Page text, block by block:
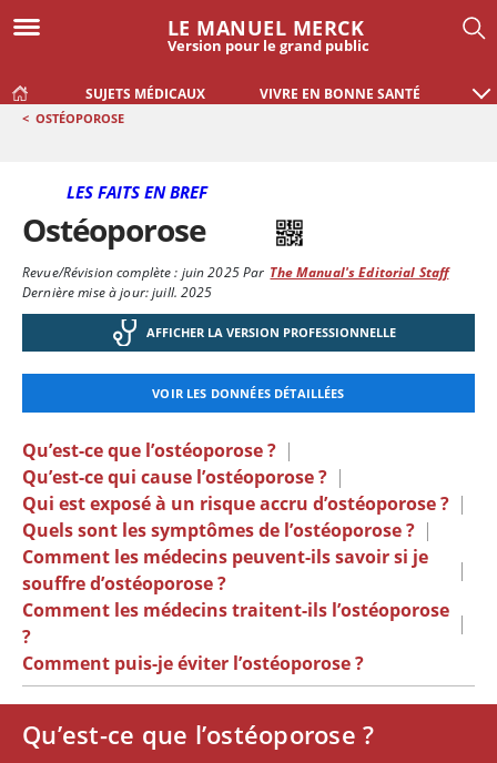
LE MANUEL MERCK
Version pour le grand public
SUJETS MÉDICAUX VIVRE EN BONNE SANTÉ
< OSTÉOPOROSE
LES FAITS EN BREF
Ostéoporose
Revue/Révision complète : juin 2025Par The Manual's Editorial Staff
Dernière mise à jour: juill. 2025
AFFICHER LA VERSION PROFESSIONNELLE
VOIR LES DONNÉES DÉTAILLÉES
Qu’est-ce que l’ostéoporose ? |
Qu’est-ce qui cause l’ostéoporose ? |
Qui est exposé à un risque accru d’ostéoporose ? |
Quels sont les symptômes de l’ostéoporose ? |
Comment les médecins peuvent-ils savoir si je
souffre d’ostéoporose ?
|
Comment les médecins traitent-ils l’ostéoporose
?
|
Comment puis-je éviter l’ostéoporose ?
Qu’est-ce que l’ostéoporose ?